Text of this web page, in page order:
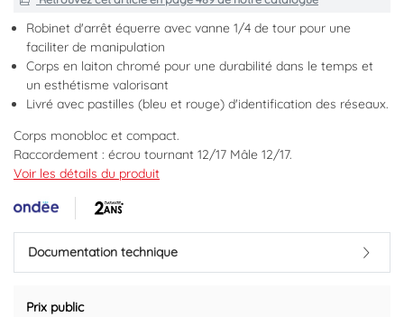
Robinet d'arrêt équerre avec vanne 1/4 de tour pour une
faciliter de manipulation
Corps en laiton chromé pour une durabilité dans le temps et
un esthétisme valorisant
Livré avec pastilles (bleu et rouge) d'identification des réseaux.
Corps monobloc et compact.
Raccordement : écrou tournant 12/17 Mâle 12/17.
Manoeuvre ergonomique par croisillon 1/4 de tour.
Marque : ONDEE
Code EAN : 3540737806225
Voir les détails du produit
Documentation technique
Prix public